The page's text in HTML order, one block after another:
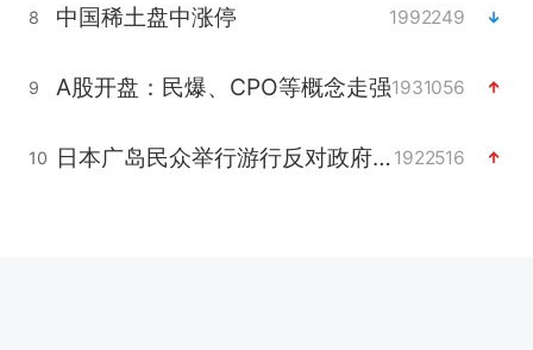
8 中国稀土盘中涨停 1992249
9 A股开盘：民爆、CPO等概念走强1931056
10 日本广岛民众举行游行反对政府行径 1922516